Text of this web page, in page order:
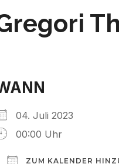
04. Juli 2023
00:00 Uhr
ZUM KALENDER